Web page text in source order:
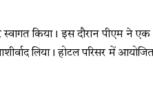
स्वागत किया। इस दौरान पीएम ने
लिया। होटल परिसर में